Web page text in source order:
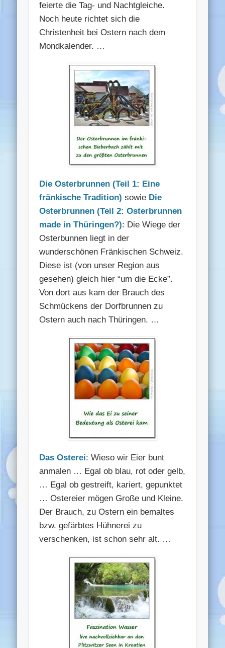
feierte die Tag- und Nachtgleiche.
Noch heute richtet sich die
Christenheit bei Ostern nach dem
Mondkalender. …
Die Osterbrunnen (Teil 1: Eine
fränkische Tradition) sowie Die
Osterbrunnen (Teil 2: Osterbrunnen
made in Thüringen?): Die Wiege der
Osterbunnen liegt in der
wunderschönen Fränkischen Schweiz.
Diese ist (von unser Region aus
gesehen) gleich hier “um die Ecke”.
Von dort aus kam der Brauch des
Schmückens der Dorfbrunnen zu
Ostern auch nach Thüringen. …
Das Osterei: Wieso wir Eier bunt
anmalen … Egal ob blau, rot oder gelb,
… Egal ob gestreift, kariert, gepunktet
… Ostereier mögen Große und Kleine.
Der Brauch, zu Ostern ein bemaltes
bzw. gefärbtes Hühnerei zu
verschenken, ist schon sehr alt. …